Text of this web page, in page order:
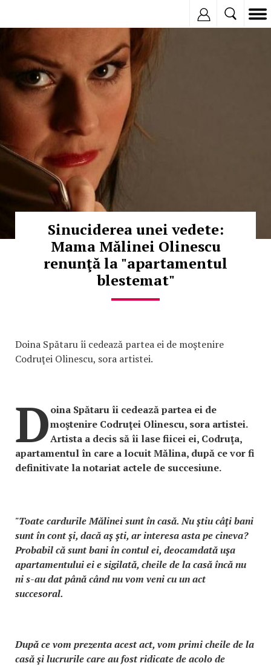
Sinuciderea unei vedete:
Mama Mălinei Olinescu
renunţă la "apartamentul
blestemat"
Doina Spătaru îi cedează partea ei de moştenire
Codruţei Olinescu, sora artistei.
Doina Spătaru îi cedează partea ei de
moştenire Codruţei Olinescu, sora artistei.
Artista a decis să îi lase fiicei ei, Codruţa,
apartamentul în care a locuit Mălina, după ce vor fi
definitivate la notariat actele de succesiune.
"Toate cardurile Mălinei sunt în casă. Nu ştiu câţi bani
sunt în cont şi, dacă aş şti, ar interesa asta pe cineva?
Probabil că sunt bani în contul ei, deocamdată uşa
apartamentului ei e sigilată, cheile de la casă încă nu
ni s-au dat până când nu vom veni cu un act
succesoral.
După ce vom prezenta acest act, vom primi cheile de la
casă şi lucrurile care au fost ridicate de acolo de